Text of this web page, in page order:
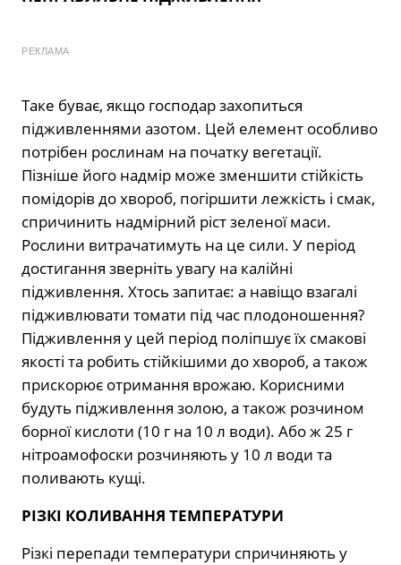
РЕКЛАМА
Таке буває, якщо господар захопиться
підживленнями азотом. Цей елемент особливо
потрібен рослинам на початку вегетації.
Пізніше його надмір може зменшити стійкість
помідорів до хвороб, погіршити лежкість і смак,
спричинить надмірний ріст зеленої маси.
Рослини витрачатимуть на це сили. У період
достигання зверніть увагу на калійні
підживлення. Хтось запитає: а навіщо взагалі
підживлювати томати під час плодоношення?
Підживлення у цей період поліпшує їх смакові
якості та робить стійкішими до хвороб, а також
прискорює отримання врожаю. Корисними
будуть підживлення золою, а також розчином
борної кислоти (10 г на 10 л води). Або ж 25 г
нітроамофоски розчиняють у 10 л води та
поливають кущі.
РІЗКІ КОЛИВАННЯ ТЕМПЕРАТУРИ
Різкі перепади температури спричиняють у